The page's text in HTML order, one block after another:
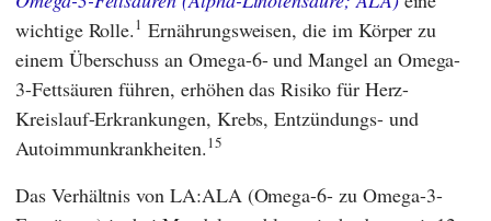
wichtige Rolle.1 Ernährungsweisen, die im Körper zu
einem Überschuss an Omega-6- und Mangel an Omega-
3-Fettsäuren führen, erhöhen das Risiko für Herz-
Kreislauf-Erkrankungen, Krebs, Entzündungs- und
Autoimmunkrankheiten.15
Das Verhältnis von LA:ALA (Omega-6- zu Omega-3-